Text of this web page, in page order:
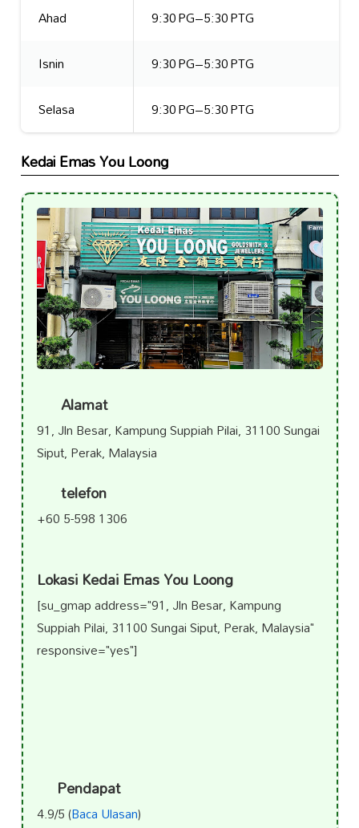
Ahad
9:30 PG–5:30 PTG
Isnin
9:30 PG–5:30 PTG
Selasa
9:30 PG–5:30 PTG
Kedai Emas You Loong
Alamat
91, Jln Besar, Kampung Suppiah Pilai, 31100 Sungai
Siput, Perak, Malaysia
telefon
+60 5-598 1306
Lokasi Kedai Emas You Loong
[su_gmap address="91, Jln Besar, Kampung
Suppiah Pilai, 31100 Sungai Siput, Perak, Malaysia"
responsive="yes"]
Pendapat
4.9/5 (Baca Ulasan)